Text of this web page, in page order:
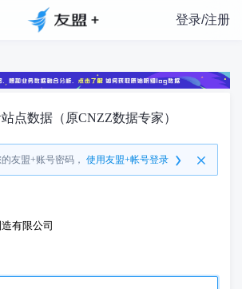
登录/注册
点数据（原CNZZ数据专家）
友盟+账号密码， 使用友盟+帐号登录
有限公司